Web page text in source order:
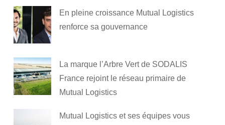
En pleine croissance Mutual Logistics
renforce sa gouvernance
La marque l’Arbre Vert de SODALIS
France rejoint le réseau primaire de
Mutual Logistics
Mutual Logistics et ses équipes vous